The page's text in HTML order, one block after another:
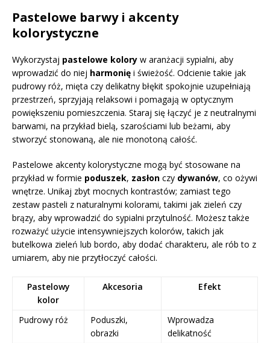
Pastelowe barwy i akcenty
kolorystyczne
Wykorzystaj pastelowe kolory w aranżacji sypialni, aby
wprowadzić do niej harmonię i świeżość. Odcienie takie jak
pudrowy róż, mięta czy delikatny błękit spokojnie uzupełniają
przestrzeń, sprzyjają relaksowi i pomagają w optycznym
powiększeniu pomieszczenia. Staraj się łączyć je z neutralnymi
barwami, na przykład bielą, szarościami lub beżami, aby
stworzyć stonowaną, ale nie monotoną całość.
Pastelowe akcenty kolorystyczne mogą być stosowane na
przykład w formie poduszek, zasłon czy dywanów, co ożywi
wnętrze. Unikaj zbyt mocnych kontrastów; zamiast tego
zestaw pasteli z naturalnymi kolorami, takimi jak zieleń czy
brązy, aby wprowadzić do sypialni przytulność. Możesz także
rozważyć użycie intensywniejszych kolorów, takich jak
butelkowa zieleń lub bordo, aby dodać charakteru, ale rób to z
umiarem, aby nie przytłoczyć całości.
Pastelowy
kolor
Akcesoria Efekt
Pudrowy róż
Poduszki,
obrazki
Wprowadza
delikatność